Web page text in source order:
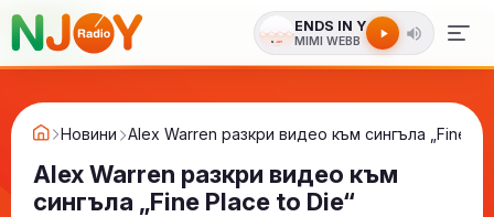
ENDS IN Y
MIMI WEBB
Новини Alex Warren разкри видео към сингъла „Fine
Alex Warren разкри видео към
сингъла „Fine Place to Die“